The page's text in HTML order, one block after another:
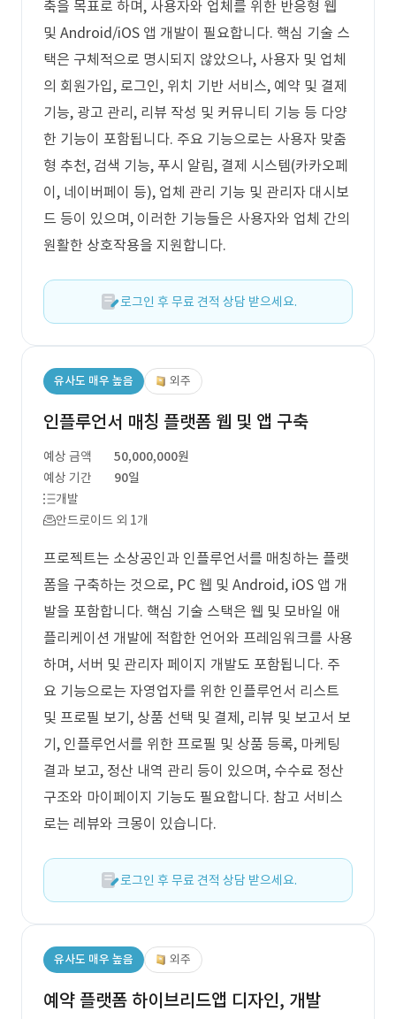
축을 목표로 하며, 사용자와 업체를 위한 반응형 웹
및 Android/iOS 앱 개발이 필요합니다. 핵심 기술 스
택은 구체적으로 명시되지 않았으나, 사용자 및 업체
의 회원가입, 로그인, 위치 기반 서비스, 예약 및 결제
기능, 광고 관리, 리뷰 작성 및 커뮤니티 기능 등 다양
한 기능이 포함됩니다. 주요 기능으로는 사용자 맞춤
형 추천, 검색 기능, 푸시 알림, 결제 시스템(카카오페
이, 네이버페이 등), 업체 관리 기능 및 관리자 대시보
드 등이 있으며, 이러한 기능들은 사용자와 업체 간의
원활한 상호작용을 지원합니다.
로그인 후 무료 견적 상담 받으세요.
유사도 매우 높음 외주
인플루언서 매칭 플랫폼 웹 및 앱 구축
예상 금액
50,000,000원
예상 기간
90일
개발
안드로이드 외 1개
프로젝트는 소상공인과 인플루언서를 매칭하는 플랫
폼을 구축하는 것으로, PC 웹 및 Android, iOS 앱 개
발을 포함합니다. 핵심 기술 스택은 웹 및 모바일 애
플리케이션 개발에 적합한 언어와 프레임워크를 사용
하며, 서버 및 관리자 페이지 개발도 포함됩니다. 주
요 기능으로는 자영업자를 위한 인플루언서 리스트
및 프로필 보기, 상품 선택 및 결제, 리뷰 및 보고서 보
기, 인플루언서를 위한 프로필 및 상품 등록, 마케팅
결과 보고, 정산 내역 관리 등이 있으며, 수수료 정산
구조와 마이페이지 기능도 필요합니다. 참고 서비스
로는 레뷰와 크몽이 있습니다.
로그인 후 무료 견적 상담 받으세요.
유사도 매우 높음 외주
예약 플랫폼 하이브리드앱 디자인, 개발